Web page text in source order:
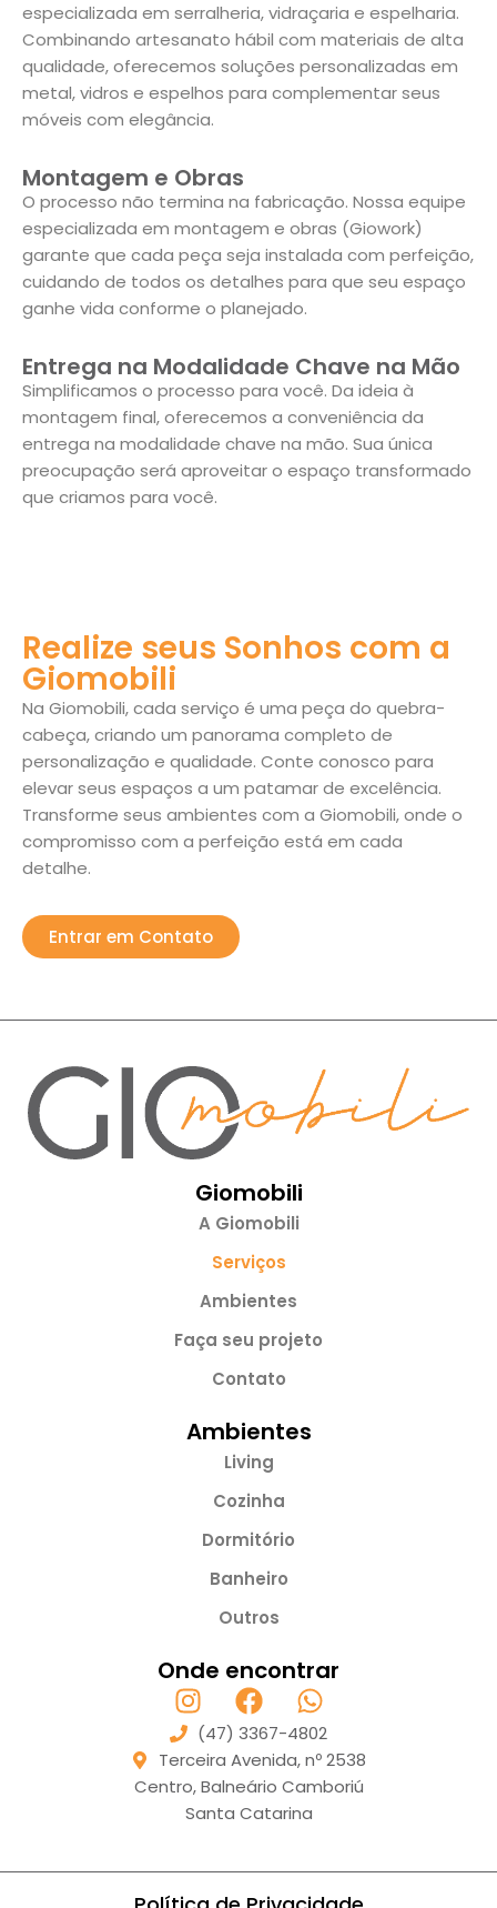
especializada em serralheria, vidraçaria e espelharia.
Combinando artesanato hábil com materiais de alta
qualidade, oferecemos soluções personalizadas em
metal, vidros e espelhos para complementar seus
móveis com elegância.
Montagem e Obras
O processo não termina na fabricação. Nossa equipe
especializada em montagem e obras (Giowork)
garante que cada peça seja instalada com perfeição,
cuidando de todos os detalhes para que seu espaço
ganhe vida conforme o planejado.
Entrega na Modalidade Chave na Mão
Simplificamos o processo para você. Da ideia à
montagem final, oferecemos a conveniência da
entrega na modalidade chave na mão. Sua única
preocupação será aproveitar o espaço transformado
que criamos para você.
Realize seus Sonhos com a
Giomobili
Na Giomobili, cada serviço é uma peça do quebra-
cabeça, criando um panorama completo de
personalização e qualidade. Conte conosco para
elevar seus espaços a um patamar de excelência.
Transforme seus ambientes com a Giomobili, onde o
compromisso com a perfeição está em cada
detalhe.
Entrar em Contato
Giomobili
A Giomobili
Serviços
Ambientes
Faça seu projeto
Contato
Ambientes
Living
Cozinha
Dormitório
Banheiro
Outros
Onde encontrar
(47) 3367-4802
Terceira Avenida, nº 2538
Centro, Balneário Camboriú
Santa Catarina